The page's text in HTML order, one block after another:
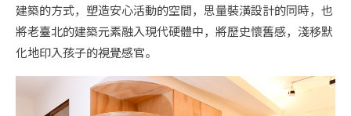
建築的方式，塑造安心活動的空間， 思量裝潢設計的同時，也
將老臺北的建築元素融入現代硬體中，將歷史懷舊感，淺移默
化地印入孩子的視覺感官。